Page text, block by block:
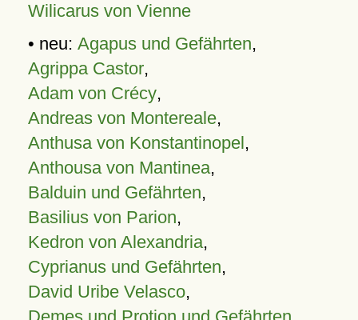
Wilicarus von Vienne
• neu: Agapus und Gefährten,
Agrippa Castor,
Adam von Crécy,
Andreas von Montereale,
Anthusa von Konstantinopel,
Anthousa von Mantinea,
Balduin und Gefährten,
Basilius von Parion,
Kedron von Alexandria,
Cyprianus und Gefährten,
David Uribe Velasco,